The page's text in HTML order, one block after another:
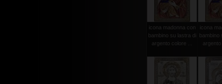
icona madonna con
bambino su lastra di
argento colore ...
icona
bambino